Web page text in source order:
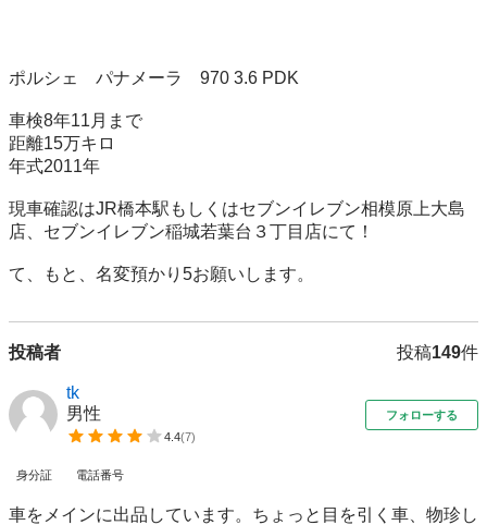
ポルシェ　パナメーラ　970 3.6 PDK
車検8年11月まで
距離15万キロ
年式2011年
現車確認はJR橋本駅もしくはセブンイレブン相模原上大島
店、セブンイレブン稲城若葉台３丁目店にて！
て、もと、名変預かり5お願いします。
投稿者 投稿149件
tk
男性
4.4(7)
フォローする
身分証 電話番号
車をメインに出品しています。ちょっと目を引く車、物珍し